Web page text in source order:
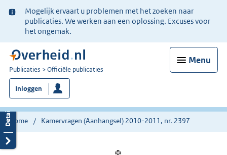
Ter
informatie:
Mogelijk ervaart u problemen met het zoeken naar
publicaties. We werken aan een oplossing. Excuses voor
het ongemak.
Menu
U
bent
nu
hier:
Publicaties Officiële publicaties
Inloggen
Home Kamervragen (Aanhangsel) 2010-2011, nr. 2397